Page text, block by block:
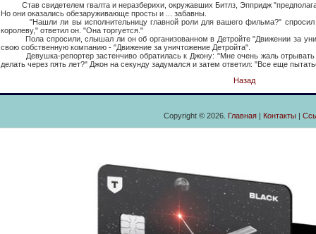
Став свидетелем гвалта и неразберихи, окружавших Битлз, Эппридж
Но они оказались обезаруживающе просты и ... забавны.
"Нашли ли вы исполнительницу главной роли для вашего фильма?" спросил
королеву," ответил он. "Она торгуется."
Пола спросили, слышал ли он об организованном в Детройте "Движении за
свою собственную компанию - "Движение за уничтожение Детройта".
Девушка-репортер застенчиво обратилась к Джону: "Мне очень жаль отрывать
делать через пять лет?" Джон на секунду задумался и затем ответил: "Все еще
Назад
Copyright © 2026. Главная| Контакты|